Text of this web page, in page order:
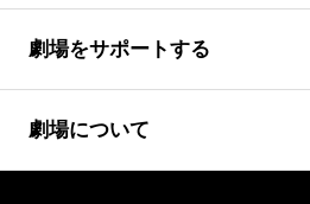
劇場をサポートする
劇場について